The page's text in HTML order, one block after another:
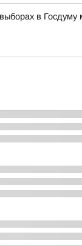
в